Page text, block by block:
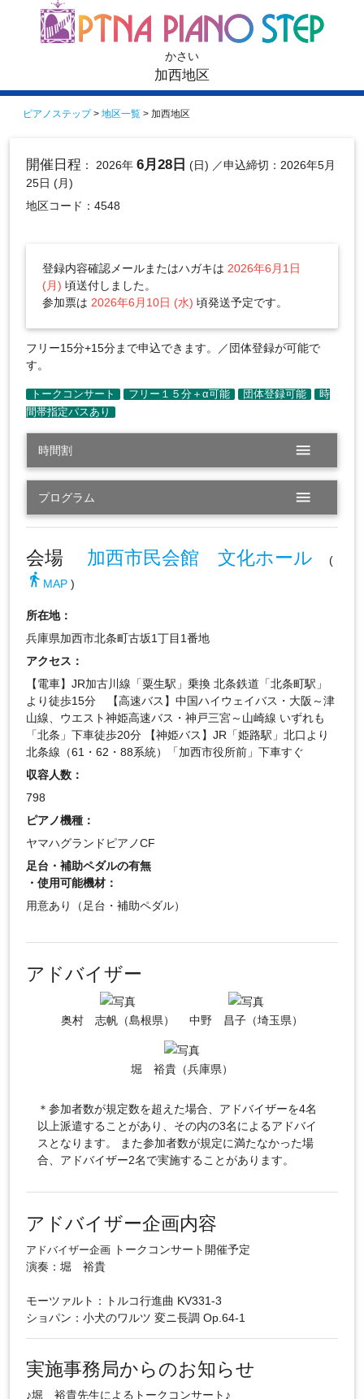
かさい
加西地区
ピアノステップ> 地区一覧 > 加西地区
開催日程 ： 2026年 6月28日 (日) ／申込締切：2026年5月
25日 (月)
地区コード：4548
登録内容確認メールまたはハガキは 2026年6月1日
(月) 頃送付しました。
参加票は 2026年6月10日 (水) 頃発送予定です。
フリー15分+15分まで申込できます。／団体登録が可能で
す。
時間割 menu
プログラム menu
会場 加西市民会館 文化ホール (
directions_walk MAP)
所在地：
兵庫県加西市北条町古坂1丁目1番地
アクセス：
【電車】JR加古川線「粟生駅」乗換 北条鉄道「北条町駅」
より徒歩15分 【高速バス】中国ハイウェイバス・大阪～津
山線、ウエスト神姫高速バス・神戸三宮～山崎線 いずれも
「北条」下車徒歩20分 【神姫バス】JR「姫路駅」北口より
北条線（61・62・88系統）「加西市役所前」下車すぐ
収容人数：
798
ピアノ機種：
ヤマハグランドピアノCF
足台・補助ペダルの有無
・使用可能機材：
用意あり（足台・補助ペダル）
アドバイザー
奥村 志帆（島根県） 中野 昌子（埼玉県）
堀 裕貴（兵庫県）
＊参加者数が規定数を超えた場合、アドバイザーを4名
以上派遣することがあり、その内の3名によるアドバイ
スとなります。 また参加者数が規定に満たなかった場
合、アドバイザー2名で実施することがあります。
アドバイザー企画内容
アドバイザー企画トークコンサート開催予定
演奏：堀 裕貴
モーツァルト：トルコ行進曲 KV331-3
ショパン：小犬のワルツ 変ニ長調 Op.64-1
実施事務局からのお知らせ
♪堀 裕貴先生によるトークコンサート♪